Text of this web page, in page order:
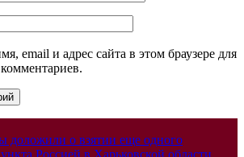
email и адрес сайта в этом браузере для
о взятии еще одного